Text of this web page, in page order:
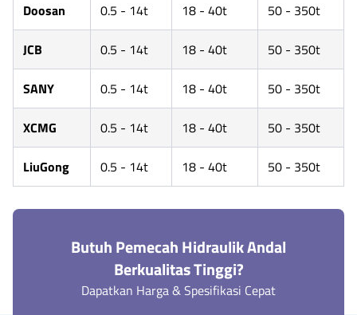
Doosan 0.5 - 14t 18 - 40t 50 - 350t
JCB 0.5 - 14t 18 - 40t 50 - 350t
SANY 0.5 - 14t 18 - 40t 50 - 350t
XCMG 0.5 - 14t 18 - 40t 50 - 350t
LiuGong 0.5 - 14t 18 - 40t 50 - 350t
Butuh Pemecah Hidraulik Andal
Berkualitas Tinggi?
Dapatkan Harga & Spesifikasi Cepat